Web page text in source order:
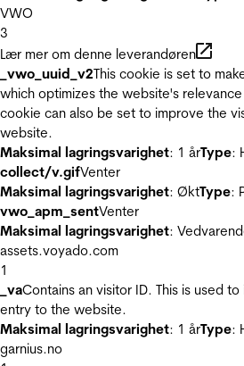
VWO
3
Lær mer om denne leverandøren
_vwo_uuid_v2This cookie is set to
which optimizes the website's
cookie can also be set to improve the
website.
Maksimal lagringsvarighet: 1 årType:
collect/v.gifVenter
Maksimal lagringsvarighet: ØktType:
vwo_apm_sentVenter
Maksimal lagringsvarighet:
assets.voyado.com
1
_vaContains an visitor ID. This is used
entry to the website.
Maksimal lagringsvarighet: 1 årType:
garnius.no